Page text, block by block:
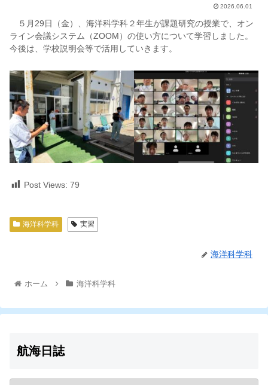
2026.06.01
５月29日（金）、海洋科学科２年生が課題研究の授業で、オン
ライン会議システム（ZOOM）の使い方について学習しました。
今後は、学校説明会等で活用していきます。
Post Views: 79
海洋科学科 実習
海洋科学科
ホーム 海洋科学科
航海日誌